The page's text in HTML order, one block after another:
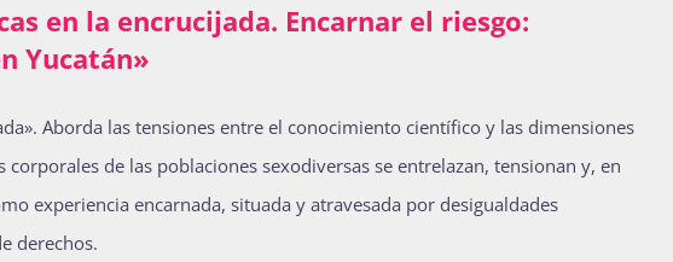
en la encrucijada. Encarnar el riesgo:
Yucatán»
Aborda las tensiones entre el conocimiento científico y las dimensiones
de las poblaciones sexodiversas se entrelazan, tensionan y, en
experiencia encarnada, situada y atravesada por desigualdades
derechos.